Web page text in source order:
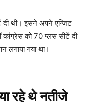
दी थी। इसने अपने एग्जिट
कांग्रेस को 70 प्लस सीटें दी
लगाया गया था।
रहे थे नतीजे